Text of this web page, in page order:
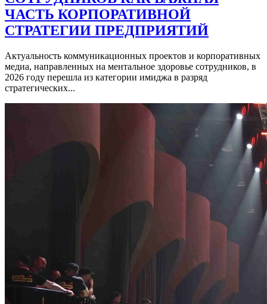
ЧАСТЬ КОРПОРАТИВНОЙ
СТРАТЕГИИ ПРЕДПРИЯТИЙ
Актуальность коммуникационных проектов и корпоративных
медиа, направленных на ментальное здоровье сотрудников, в
2026 году перешла из категории имиджа в разряд
стратегических...